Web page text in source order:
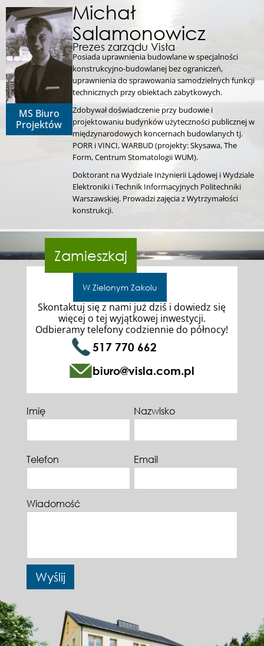
MS Biuro
Projektów
Michał
Salamonowicz
Prezes zarządu Visła
Posiada uprawnienia budowlane w specjalności
konstrukcyjno-budowlanej bez ograniczeń,
uprawnienia do sprawowania samodzielnych funkcji
technicznych przy obiektach zabytkowych.
Zdobywał doświadczenie przy budowie i
projektowaniu budynków użyteczności publicznej w
międzynarodowych koncernach budowlanych tj.
PORR i VINCI, WARBUD (projekty: Skysawa, The
Form, Centrum Stomatologii WUM).
Doktorant na Wydziale Inżynierii Lądowej i Wydziale
Elektroniki i Technik Informacyjnych Politechniki
Warszawskiej. Prowadzi zajęcia z Wytrzymałości
konstrukcji.
Zamieszkaj
W Zielonym Zakolu
Skontaktuj się z nami już dziś i dowiedz się
więcej o tej wyjątkowej inwestycji.
Odbieramy telefony codziennie do północy!
517 770 662
biuro@visla.com.pl
Imię Nazwisko
Telefon Email
Wiadomość